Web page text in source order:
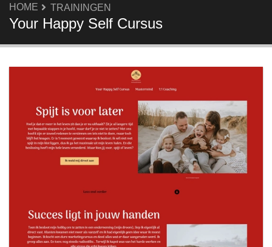
HOME TRAININGEN
Your Happy Self Cursus